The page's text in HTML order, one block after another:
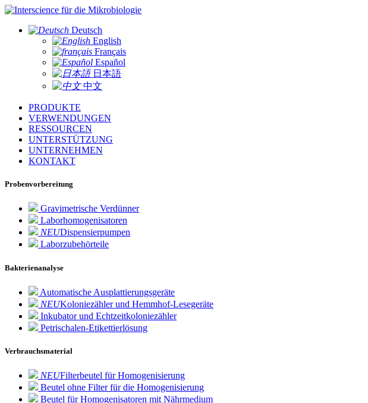
für die Mikrobiologie
Deutsch
English
Français
Español
日本語
中文
PRODUKTE
VERWENDUNGEN
RESSOURCEN
UNTERSTÜTZUNG
UNTERNEHMEN
KONTAKT
Probenvorbereitung
Gravimetrische Verdünner
Laborhomogenisatoren
NEUDispensierpumpen
Laborzubehörteile
Bakterienanalyse
Automatische Ausplattierungsgeräte
NEUKoloniezähler und Hemmhof-Lesegeräte
Inkubator und Echtzeitkoloniezähler
Petrischalen-Etikettierlösung
Verbrauchsmaterial
NEUFilterbeutel für Homogenisierung
Beutel ohne Filter für die Homogenisierung
Beutel für Homogenisatoren mit Nährmedium